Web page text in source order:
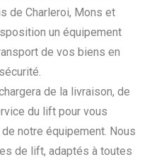
de Charleroi, Mons et
un équipement
de vos biens en
de la livraison, de
du lift pour vous
notre équipement. Nous
de lift, adaptés à toutes